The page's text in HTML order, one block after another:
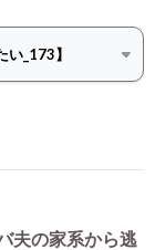
夫の家系から逃